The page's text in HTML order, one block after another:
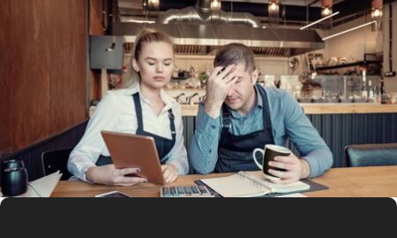
Eventos Corporativos
El Cronista Studio
abre en nueva pestaña
Argentina